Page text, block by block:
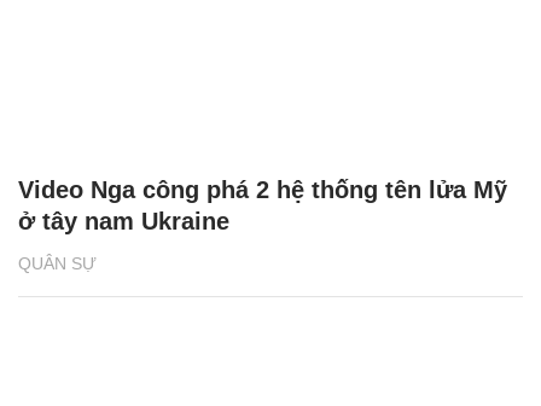
QUÂN SỰ
Video Nga công phá 2 hệ thống tên lửa Mỹ
ở tây nam Ukraine